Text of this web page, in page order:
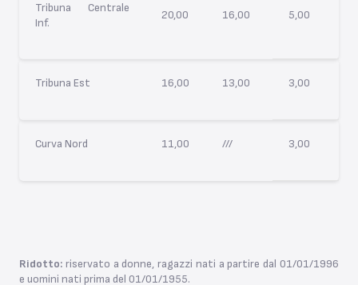
Tribuna Centrale
Inf.
20,00 16,00 5,00
Tribuna Est 16,00 13,00 3,00
Curva Nord 11,00 /// 3,00
Ridotto: riservato a donne, ragazzi nati a partire dal 01/01/1996
e uomini nati prima del 01/01/1955.